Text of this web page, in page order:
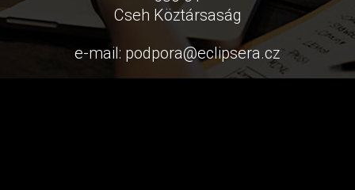
Cseh Köztársaság
e-mail: podpora@eclipsera.cz